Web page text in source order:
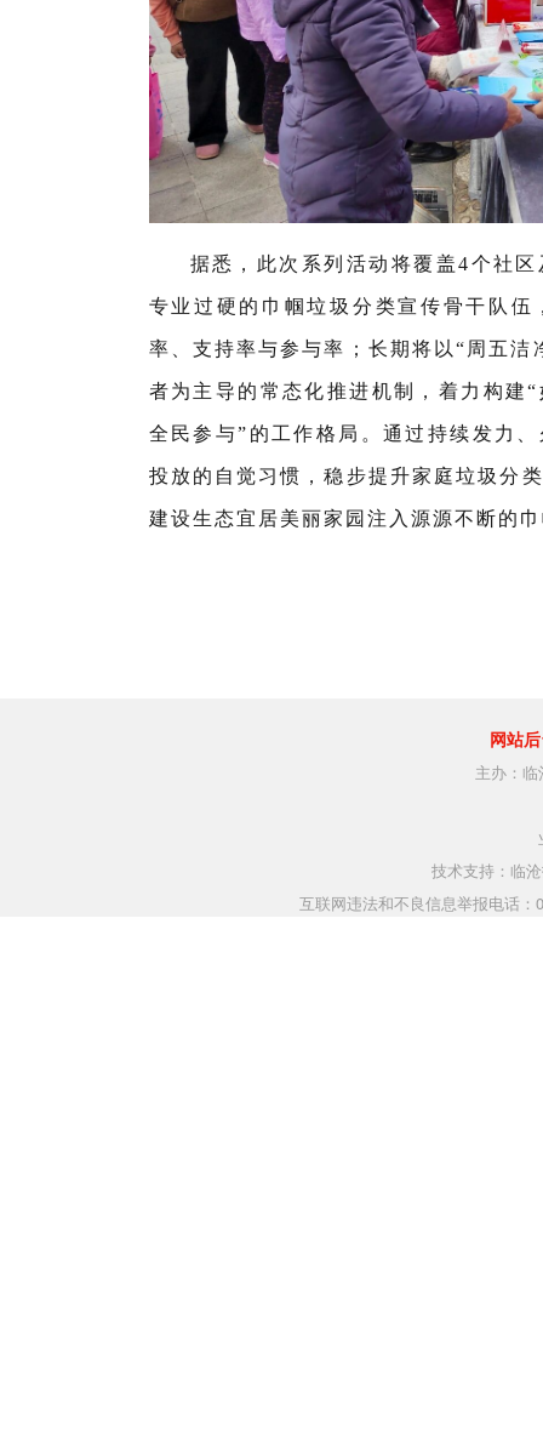
据悉，此次系列活动将覆盖4个社
专业过硬的巾帼垃圾分类宣传骨干队
率、支持率与参与率；长期将以“周五
者为主导的常态化推进机制，着力构建
全民参与”的工作格局。通过持续发力
投放的自觉习惯，稳步提升家庭垃圾分
建设生态宜居美丽家园注入源源不断的
网站
主办：
技术支持：临
互联网违法和不良信息举报电话